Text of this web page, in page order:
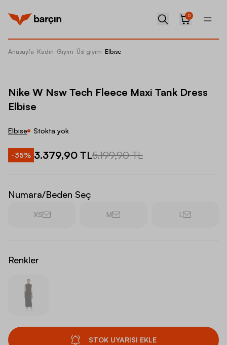
0
Anasayfa-Kadın-Giyim-Üst giyim-Elbise
Nike W Nsw Tech Fleece Maxi Tank Dress
Elbise
Elbise Stokta yok
-35% 3.379,90 TL5.199,90 TL
Numara/Beden Seç
XS M L
Renkler
STOK UYARISI EKLE